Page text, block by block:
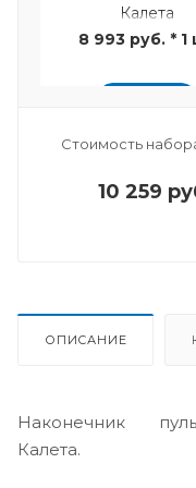
Калета
8 993 руб. * 1
Стоимость
10 259
ОПИСАНИЕ
Наконечник
Калета.